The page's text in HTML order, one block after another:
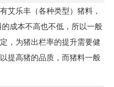
艾乐丰（各种类型）猪料，
成本不高也不低，所以一般
，为猪出栏率的提升需要健
提高猪的品质，而猪料一般